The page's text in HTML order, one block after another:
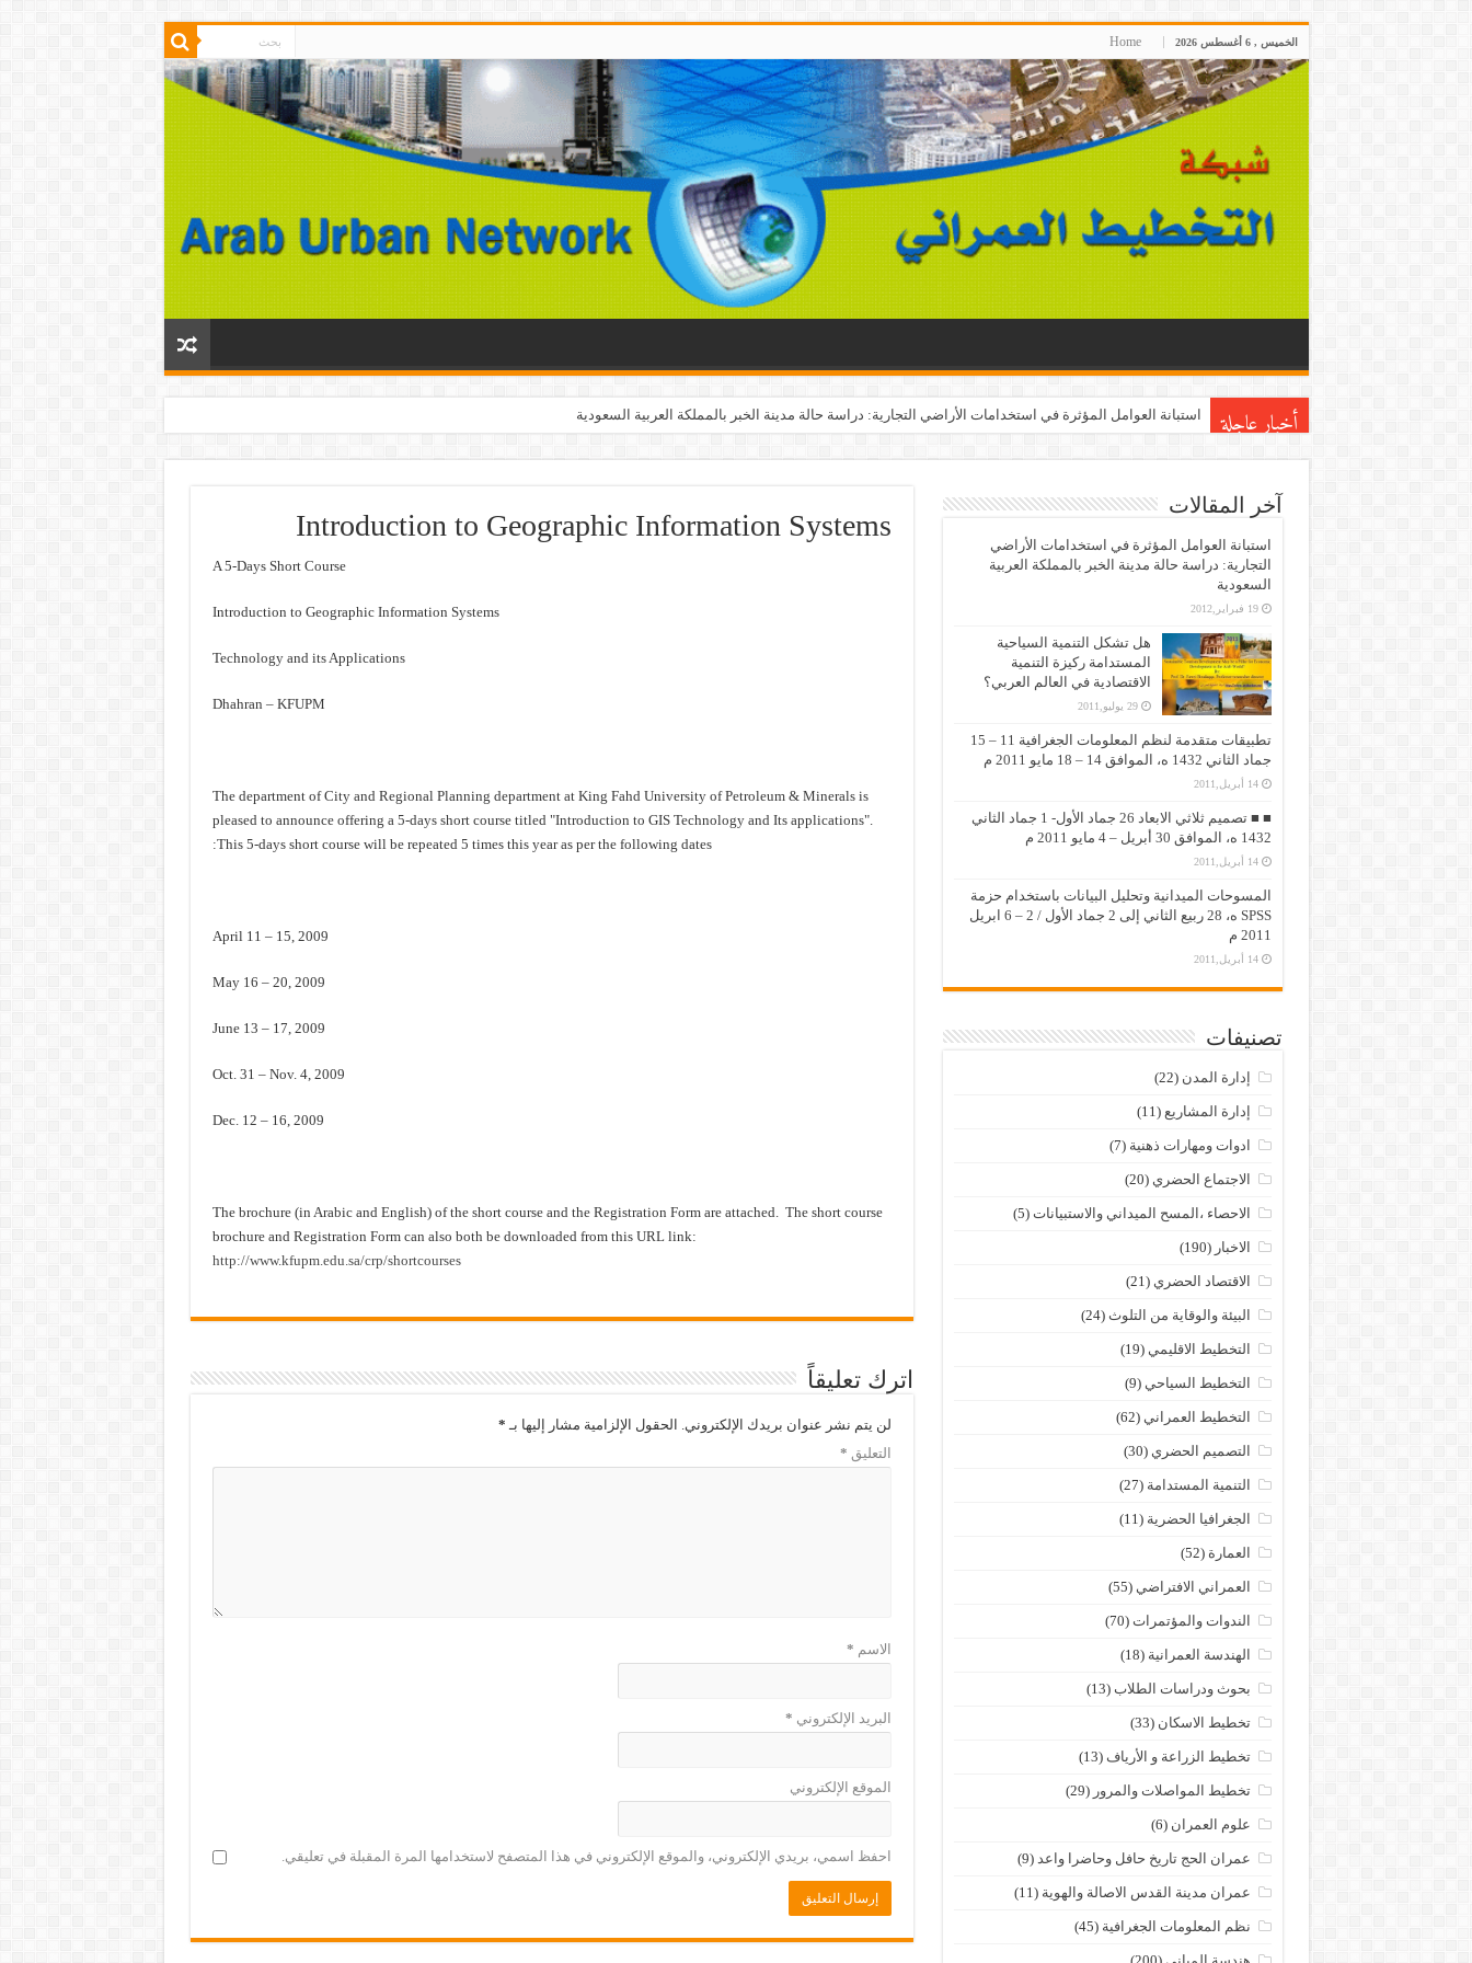
الخميس , 6 أغسطس 2026 Home
أخبار عاجلة استبانة العوامل المؤثرة في استخدامات الأراضي التجارية: دراسة حالة مدينة الخبر بالمملكة العربية السعودية
Introduction to Geographic Information Systems
A 5-Days Short Course
Introduction to Geographic Information Systems
Technology and its Applications
Dhahran – KFUPM
The department of City and Regional Planning department at King Fahd University of Petroleum & Minerals is
pleased to announce offering a 5-days short course titled "Introduction to GIS Technology and Its applications".
This 5-days short course will be repeated 5 times this year as per the following dates:
April 11 – 15, 2009
May 16 – 20, 2009
June 13 – 17, 2009
Oct. 31 – Nov. 4, 2009
Dec. 12 – 16, 2009
The brochure (in Arabic and English) of the short course and the Registration Form are attached. The short course
brochure and Registration Form can also both be downloaded from this URL link:
http://www.kfupm.edu.sa/crp/shortcourses
اترك تعليقاً
لن يتم نشر عنوان بريدك الإلكتروني. الحقول الإلزامية مشار إليها بـ *
التعليق *
الاسم *
البريد الإلكتروني *
الموقع الإلكتروني
احفظ اسمي، بريدي الإلكتروني، والموقع الإلكتروني في هذا المتصفح لاستخدامها المرة المقبلة في تعليقي.
آخر المقالات
استبانة العوامل المؤثرة في استخدامات الأراضي
التجارية: دراسة حالة مدينة الخبر بالمملكة العربية
السعودية
19 فبراير,2012
هل تشكل التنمية السياحية
المستدامة ركيزة التنمية
الاقتصادية في العالم العربي؟
29 يوليو,2011
تطبيقات متقدمة لنظم المعلومات الجغرافية 11 – 15
جماد الثاني 1432 ه، الموافق 14 – 18 مايو 2011 م
14 أبريل,2011
■ ■ تصميم ثلاثي الابعاد 26 جماد الأول- 1 جماد الثاني
1432 ه، الموافق 30 أبريل – 4 مايو 2011 م
14 أبريل,2011
المسوحات الميدانية وتحليل البيانات باستخدام حزمة
SPSS ه، 28 ربيع الثاني إلى 2 جماد الأول / 2 – 6 ابريل
2011 م
14 أبريل,2011
تصنيفات
إدارة المدن (22)
إدارة المشاريع (11)
ادوات ومهارات ذهنية (7)
الاجتماع الحضري (20)
الاحصاء ،المسح الميداني والاستبيانات (5)
الاخبار (190)
الاقتصاد الحضري (21)
البيئة والوقاية من التلوث (24)
التخطيط الاقليمي (19)
التخطيط السياحي (9)
التخطيط العمراني (62)
التصميم الحضري (30)
التنمية المستدامة (27)
الجغرافيا الحضرية (11)
العمارة (52)
العمراني الافتراضي (55)
الندوات والمؤتمرات (70)
الهندسة العمرانية (18)
بحوث ودراسات الطلاب (13)
تخطيط الاسكان (33)
تخطيط الزراعة و الأرياف (13)
تخطيط المواصلات والمرور (29)
علوم العمران (6)
عمران الحج تاريخ حافل وحاضرا واعد (9)
عمران مدينة القدس الاصالة والهوية (11)
نظم المعلومات الجغرافية (45)